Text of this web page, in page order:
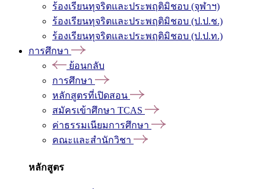
ร้องเรียนทุจริตและประพฤติมิชอบ (จุฬาฯ)
ร้องเรียนทุจริตและประพฤติมิชอบ (ป.ป.ช.)
ร้องเรียนทุจริตและประพฤติมิชอบ (ป.ป.ท.)
การศึกษา
ย้อนกลับ
การศึกษา
หลักสูตรที่เปิดสอน
สมัครเข้าศึกษา TCAS
ค่าธรรมเนียมการศึกษา
คณะและสำนักวิชา
หลักสูตร